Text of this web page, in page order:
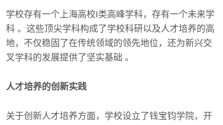
学校存有一个上海高校Ι类高峰学科，存有一个未来学
科 。这些顶尖学科构成了学校科研以及人才培养的高
地，不仅稳固了在传统领域的领先地位，还为新兴交
叉学科的发展提供了坚实基础 。
人才培养的创新实践
关于创新人才培养方面，学校设立了钱宝钧学院，开